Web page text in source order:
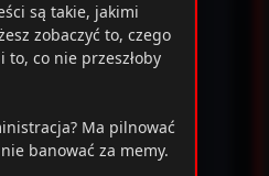
są takie, jakimi
zobaczyć to, czego
to, co nie przeszłoby
Ma pilnować
banować za memy.